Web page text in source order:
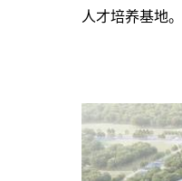
人才培养基地。